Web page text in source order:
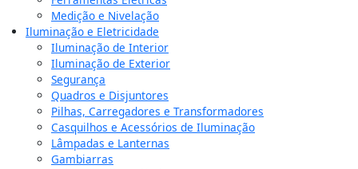
Medição e Nivelação
Iluminação e Eletricidade
Iluminação de Interior
Iluminação de Exterior
Segurança
Quadros e Disjuntores
Pilhas, Carregadores e Transformadores
Casquilhos e Acessórios de Iluminação
Lâmpadas e Lanternas
Gambiarras